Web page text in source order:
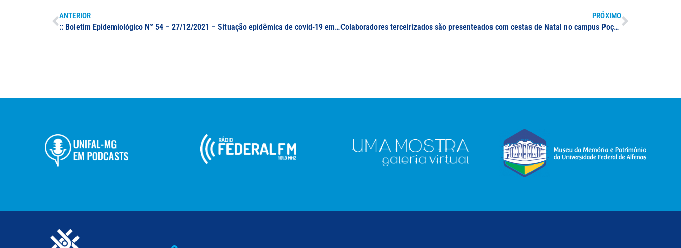
ANTERIOR
:: Boletim Epidemiológico N° 54 – 27/12/2021 – Situação epidêmica de covid-19 em Minas Gerais e no sul de Minas
PRÓXIMO
Colaboradores terceirizados são presenteados com cestas de Natal no campus Poços de Caldas; iniciativa é resultado de uma ação conjunta entre a Direção do campus e a Direção do Instituto de Ciência e Tecnologia